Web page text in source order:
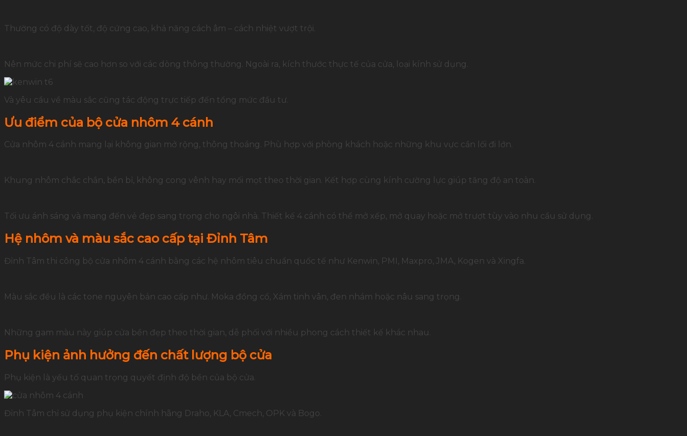
Thường có độ dày tốt, độ cứng cao, khả năng cách âm – cách nhiệt vượt trội.
Nên mức chi phí sẽ cao hơn so với các dòng thông thường. Ngoài ra, kích thước thực tế của cửa, loại kính sử dụng.
Và yêu cầu về màu sắc cũng tác động trực tiếp đến tổng mức đầu tư.
Ưu điểm của bộ cửa nhôm 4 cánh
Cửa nhôm 4 cánh mang lại không gian mở rộng, thông thoáng. Phù hợp với phòng khách hoặc những khu vực cần lối đi lớn.
Khung nhôm chắc chắn, bền bỉ, không cong vênh hay mối mọt theo thời gian. Kết hợp cùng kính cường lực giúp tăng độ an toàn.
Tối ưu ánh sáng và mang đến vẻ đẹp sang trọng cho ngôi nhà. Thiết kế 4 cánh có thể mở xếp, mở quay hoặc mở trượt tùy vào nhu cầu sử dụng.
Hệ nhôm và màu sắc cao cấp tại Đỉnh Tâm
Đỉnh Tâm thi công bộ cửa nhôm 4 cánh bằng các hệ nhôm tiêu chuẩn quốc tế như Kenwin, PMI, Maxpro, JMA, Kogen và Xingfa.
Màu sắc đều là các tone nguyên bản cao cấp như. Moka đồng cổ, Xám tinh vân, đen nhám hoặc nâu sang trọng.
Những gam màu này giúp cửa bền đẹp theo thời gian, dễ phối với nhiều phong cách thiết kế khác nhau.
Phụ kiện ảnh hưởng đến chất lượng bộ cửa
Phụ kiện là yếu tố quan trọng quyết định độ bền của bộ cửa.
Đỉnh Tâm chỉ sử dụng phụ kiện chính hãng Draho, KLA, Cmech, OPK và Bogo.